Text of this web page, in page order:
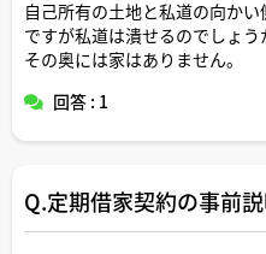
自己所有の土地と私道の向か
ですが私道は潰せるのでしょう
その奥には家はありません。
回答 : 1
Q.定期借家契約の事前